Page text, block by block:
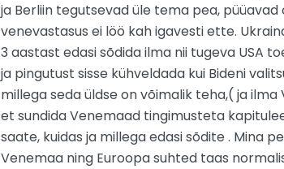
ja Berliin tegutsevad üle tema pea,
venevastasus ei löö kah igavesti ette.
3 aastast edasi sõdida ilma nii tugeva USA
ja pingutust sisse kühveldada kui Bideni
millega seda üldse on võimalik teha,( ja
et sundida Venemaad tingimusteta
saate, kuidas ja millega edasi sõdite . Mina
Venemaa ning Euroopa suhted taas